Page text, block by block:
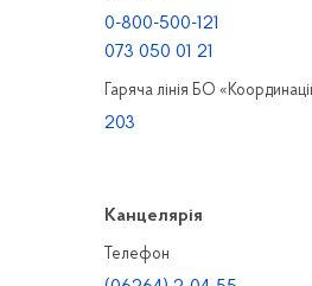
0-800-500-121
073 050 01 21
Гаряча лінія БО
203
Канцелярiя
Телефон